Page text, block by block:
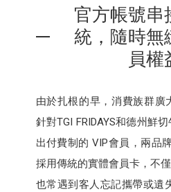
官方帳號串
統，隨時無
員權
由於扎根的早，消費族群廣
針對TGI FRIDAYS和德州鮮
出付費制的 VIP會員，兩品
採用傳統的實體會員卡，不
也常遇到客人忘記攜帶或遺